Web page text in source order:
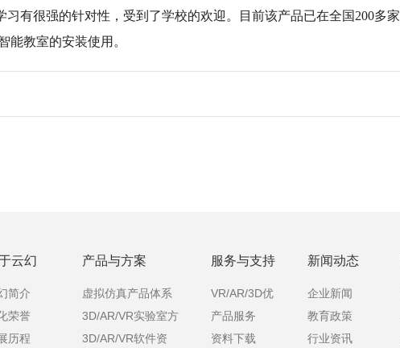
有很强的针对性，受到了学校的欢迎。目前该产品已在全国200多
能教室的安装使用。
云幻
简介
荣誉
历程
产品与方案
虚拟仿真产品体系
3D/AR/VR实验室方
案
3D/AR/VR软件资
服务与支持
VR/AR/3D优
课
产品服务
资料下载
新闻动态
企业新闻
教育政策
行业资讯